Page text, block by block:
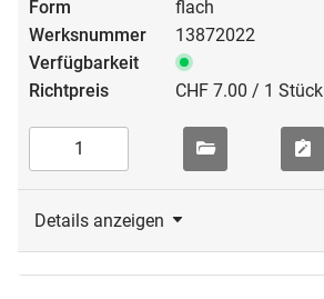
flach
13872022
CHF 7.00 / 1 Stück
Details anzeigen